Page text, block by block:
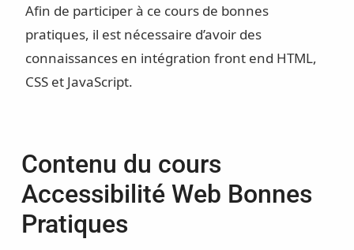
Afin de participer à ce cours de bonnes
pratiques, il est nécessaire d’avoir des
connaissances en intégration front end HTML,
CSS et JavaScript.
Contenu du cours
Accessibilité Web Bonnes
Pratiques